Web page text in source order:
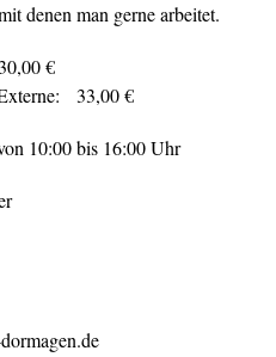
denen man gerne arbeitet.
€
€
10:00 bis 16:00 Uhr